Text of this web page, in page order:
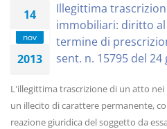
14
nov
2013
Illegittima
immobiliari: diritto
termine di
sent. n. 15795 del 24
L'illegittima trascrizione di un atto
un illecito di carattere permanente,
reazione giuridica del soggetto da